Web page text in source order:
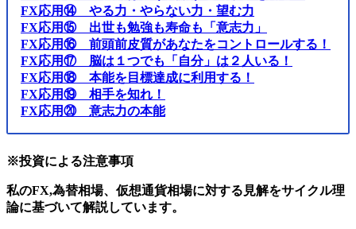
FX応用⑭ やる力・やらない力・望む力
FX応用⑮ 出世も勉強も寿命も「意志力」
FX応用⑯ 前頭前皮質があなたをコントロールする！
FX応用⑰ 脳は１つでも「自分」は２人いる！
FX応用⑱ 本能を目標達成に利用する！
FX応用⑲ 相手を知れ！
FX応用⑳ 意志力の本能
※投資による注意事項
私のFX,為替相場、仮想通貨相場に対する見解をサイクル理
論に基づいて解説しています。